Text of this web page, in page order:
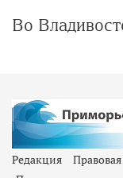
Во
Редакция